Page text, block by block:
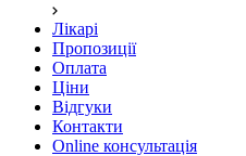
Лікарі
Пропозиції
Оплата
Ціни
Відгуки
Контакти
Online консультація